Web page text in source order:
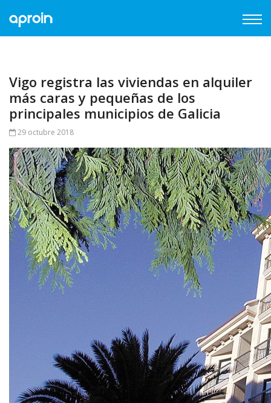
Vigo registra las viviendas en alquiler
más caras y pequeñas de los
principales municipios de Galicia
29 octubre 2018